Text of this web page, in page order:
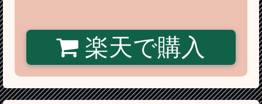
楽天で購入